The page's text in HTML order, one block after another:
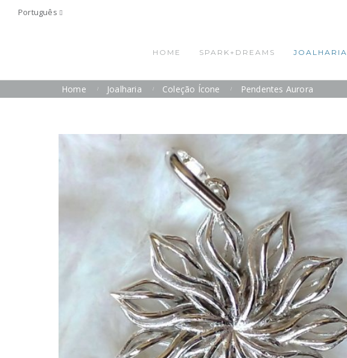
Português
HOME SPARK+DREAMS JOALHARIA
Home Joalharia Coleção Ícone Pendentes Aurora